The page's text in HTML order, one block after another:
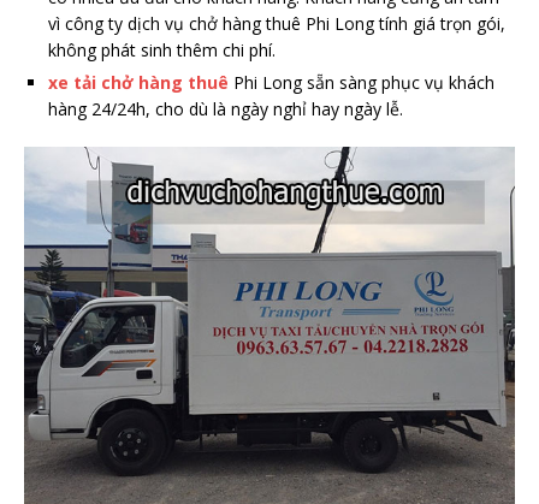
vì công ty dịch vụ chở hàng thuê Phi Long tính giá trọn gói,
không phát sinh thêm chi phí.
xe tải chở hàng thuê Phi Long sẵn sàng phục vụ khách
hàng 24/24h, cho dù là ngày nghỉ hay ngày lễ.